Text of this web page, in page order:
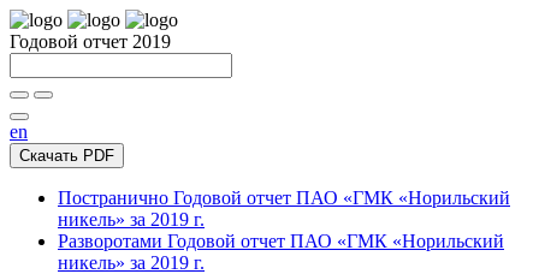
Годовой отчет 2019
en
Скачать PDF
Постранично Годовой отчет ПАО «ГМК «Норильский
никель» за 2019 г.
Разворотами Годовой отчет ПАО «ГМК «Норильский
никель» за 2019 г.